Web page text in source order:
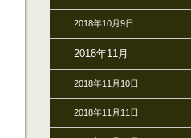
2018年10月9日
2018年11月
2018年11月10日
2018年11月11日